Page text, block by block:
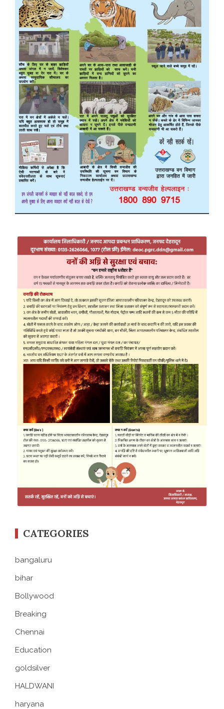
CATEGORIES
bangaluru
bihar
Bollywood
Breaking
Chennai
Education
goldsilver
HALDWANI
haryana